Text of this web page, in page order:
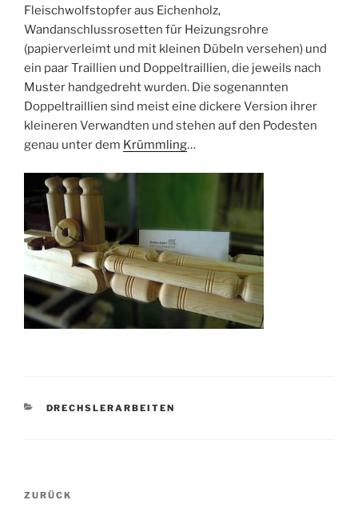
Fleischwolfstopfer aus Eichenholz,
Wandanschlussrosetten für Heizungsrohre
(papierverleimt und mit kleinen Dübeln versehen) und
ein paar Traillien und Doppeltraillien, die jeweils nach
Muster handgedreht wurden. Die sogenannten
Doppeltraillien sind meist eine dickere Version ihrer
kleineren Verwandten und stehen auf den Podesten
genau unter dem Krümmling…
KATEGORIEN
DRECHSLERARBEITEN
Beitragsnavigation
Vorheriger
ZURÜCK